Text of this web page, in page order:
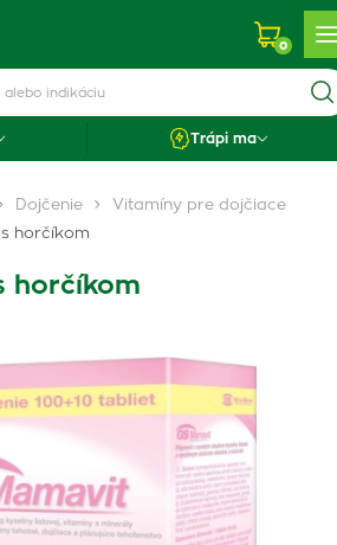
0
Trápi ma
Dojčenie
Vitamíny pre dojčiace
horčíkom
horčíkom